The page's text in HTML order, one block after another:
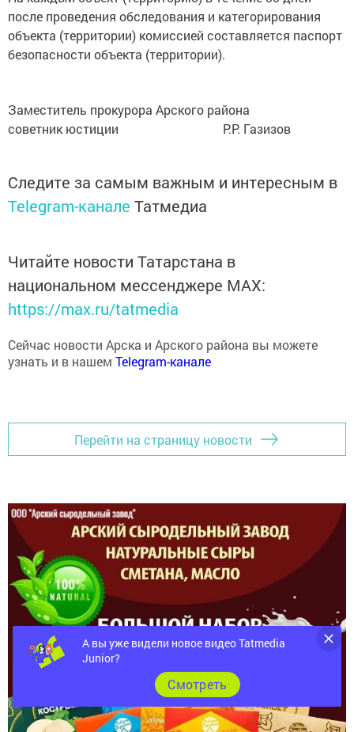
после проведения обследования и категорирования
объекта (территории) комиссией составляется паспорт
безопасности объекта (территории).
Заместитель прокурора Арского района
советник юстиции Р.Р. Газизов
Следите за самым важным и интересным в
Telegram-канале
Татмедиа
Читайте новости Татарстана в
национальном мессенджере MАХ:
https://max.ru/tatmedia
узнать и в нашемTelegram-канале
А вы уже видели новое видео Tatmedia
Junior?
Cмотреть